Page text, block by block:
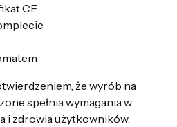
CE
że wyrób na
spełnia wymagania w
i zdrowia użytkowników.